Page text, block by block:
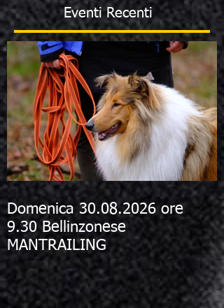
Eventi Recenti
Domenica 30.08.2026 ore
9.30 Bellinzonese
MANTRAILING